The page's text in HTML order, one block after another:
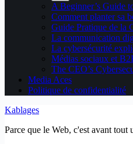
A Beginner’s Guide
Comment planter sa
Guide Pratique de la
La communication
La cybersécurité
Médias sociaux et
The CEO’s
Media Aces
Politique de confidentialité
Kablages
Parce que le Web, c'est avant tout